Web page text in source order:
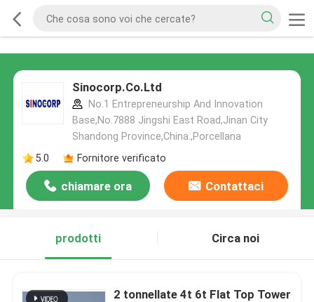
Sinocorp.Co.Ltd
No.1 Entrepreneurship And Innovation
Base,No.7888 Jingshi East Road,Jinan City
Shandong Province,China.,Porcellana
5.0
Fornitore verificato
chiamare ora Contattaci
prodotti Circa noi
2 tonnellate 4t 6t Flat Top Tower